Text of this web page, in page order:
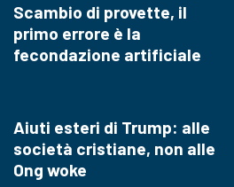
Scambio di provette, il
primo errore è la
fecondazione artificiale
Aiuti esteri di Trump: alle
società cristiane, non alle
Ong woke